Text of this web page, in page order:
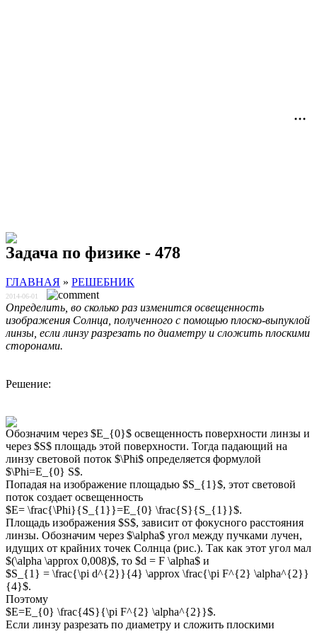
Задача по физике - 478
ГЛАВНАЯ » РЕШЕБНИК
2014-06-01
Определить, во сколько раз изменится освещенность
изображения Солнца, полученного с помощью плоско-выпуклой
линзы, если линзу разрезать по диаметру и сложить плоскими
сторонами.
Решение:
Обозначим через $E_{0}$ освещенность поверхности линзы и
через $S$ площадь этой поверхности. Тогда падающий на
линзу световой поток $\Phi$ определяется формулой
$\Phi=E_{0} S$.
Попадая на изображение площадью $S_{1}$, этот световой
поток создает освещенность
$E= \frac{\Phi}{S_{1}}=E_{0} \frac{S}{S_{1}}$.
Площадь изображения $S$, зависит от фокусного расстояния
линзы. Обозначим через $\alpha$ угол между пучками лучен,
идущих от крайних точек Солнца (рис.). Так как этот угол мал
$(\alpha \approx 0,008)$, то $d = F \alpha$ и
$S_{1} = \frac{\pi d^{2}}{4} \approx \frac{\pi F^{2} \alpha^{2}}
{4}$.
Поэтому
$E=E_{0} \frac{4S}{\pi F^{2} \alpha^{2}}$.
Если линзу разрезать по диаметру и сложить плоскими